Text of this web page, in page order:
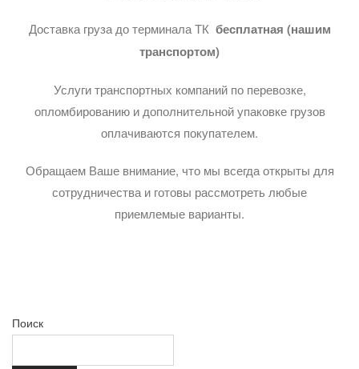
Доставка груза до терминала ТК бесплатная (нашим
транспортом)
Услуги транспортных компаний по перевозке,
опломбированию и дополнительной упаковке грузов
оплачиваются покупателем.
Обращаем Ваше внимание, что мы всегда открыты для
сотрудничества и готовы рассмотреть любые
приемлемые варианты.
Поиск